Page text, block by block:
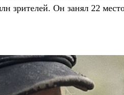
зрителей. Он занял 22